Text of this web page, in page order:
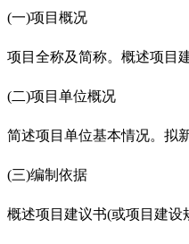
(一)项目概况
项目全称及简称。概述项目
(二)项目单位概况
简述项目单位基本情况。拟
(三)编制依据
概述项目建议书(或项目建设